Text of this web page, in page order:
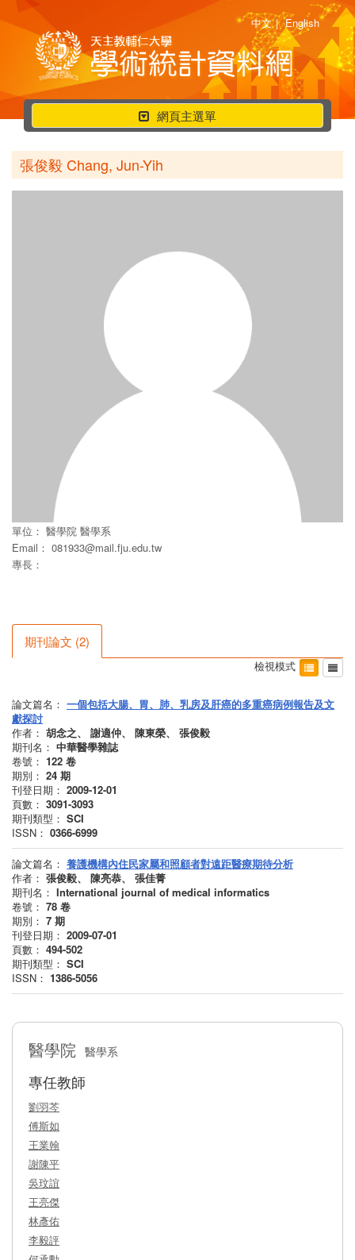
中文 | English
行
動
選
單
網頁主選單
張俊毅 Chang, Jun-Yih
單位： 醫學院 醫學系
Email： 081933@mail.fju.edu.tw
專長：
期刊論文 (2)
檢視模式
論文篇名： 一個包括大腸、胃、肺、乳房及肝癌的多重癌病例報告及文
獻探討
作者： 胡念之、 謝適仲、 陳東榮、 張俊毅
期刊名： 中華醫學雜誌
卷號： 122 卷
期別： 24 期
刊登日期： 2009-12-01
頁數： 3091-3093
期刊類型： SCI
ISSN： 0366-6999
論文篇名： 養護機構內住民家屬和照顧者對遠距醫療期待分析
作者： 張俊毅、 陳亮恭、 張佳菁
期刊名： International journal of medical informatics
卷號： 78 卷
期別： 7 期
刊登日期： 2009-07-01
頁數： 494-502
期刊類型： SCI
ISSN： 1386-5056
醫學院 醫學系
專任教師
劉羽芩
傅斯如
王業翰
謝陳平
吳玟誼
王亮傑
林彥佑
李毅評